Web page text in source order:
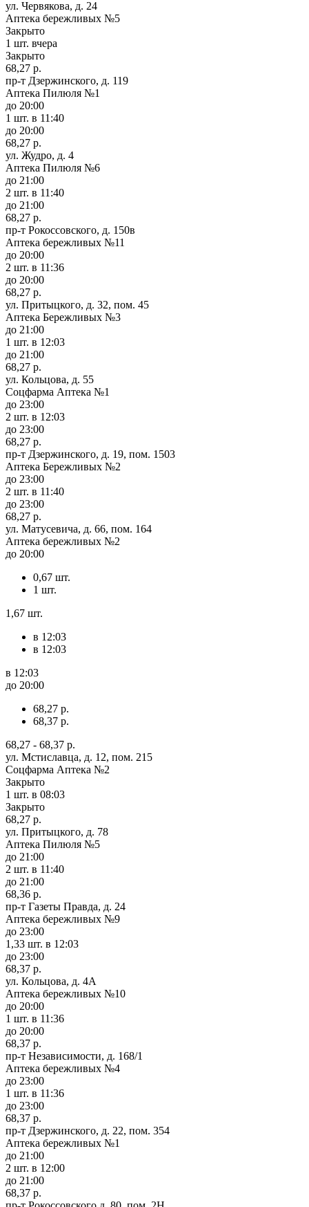
ул. Червякова, д. 24
Аптека бережливых №5
Закрыто
1 шт. вчера
Закрыто
68,27 р.
пр-т Дзержинского, д. 119
Аптека Пилюля №1
до 20:00
1 шт. в 11:40
до 20:00
68,27 р.
ул. Жудро, д. 4
Аптека Пилюля №6
до 21:00
2 шт. в 11:40
до 21:00
68,27 р.
пр-т Рокоссовского, д. 150в
Аптека бережливых №11
до 20:00
2 шт. в 11:36
до 20:00
68,27 р.
ул. Притыцкого, д. 32, пом. 45
Аптека Бережливых №3
до 21:00
1 шт. в 12:03
до 21:00
68,27 р.
ул. Кольцова, д. 55
Соцфарма Аптека №1
до 23:00
2 шт. в 12:03
до 23:00
68,27 р.
пр-т Дзержинского, д. 19, пом. 1503
Аптека Бережливых №2
до 23:00
2 шт. в 11:40
до 23:00
68,27 р.
ул. Матусевича, д. 66, пом. 164
Аптека бережливых №2
до 20:00
0,67 шт.
1 шт.
1,67 шт.
в 12:03
в 12:03
в 12:03
до 20:00
68,27 р.
68,37 р.
68,27 - 68,37 р.
ул. Мстиславца, д. 12, пом. 215
Соцфарма Аптека №2
Закрыто
1 шт. в 08:03
Закрыто
68,27 р.
ул. Притыцкого, д. 78
Аптека Пилюля №5
до 21:00
2 шт. в 11:40
до 21:00
68,36 р.
пр-т Газеты Правда, д. 24
Аптека бережливых №9
до 23:00
1,33 шт. в 12:03
до 23:00
68,37 р.
ул. Кольцова, д. 4А
Аптека бережливых №10
до 20:00
1 шт. в 11:36
до 20:00
68,37 р.
пр-т Независимости, д. 168/1
Аптека бережливых №4
до 23:00
1 шт. в 11:36
до 23:00
68,37 р.
пр-т Дзержинского, д. 22, пом. 354
Аптека бережливых №1
до 21:00
2 шт. в 12:00
до 21:00
68,37 р.